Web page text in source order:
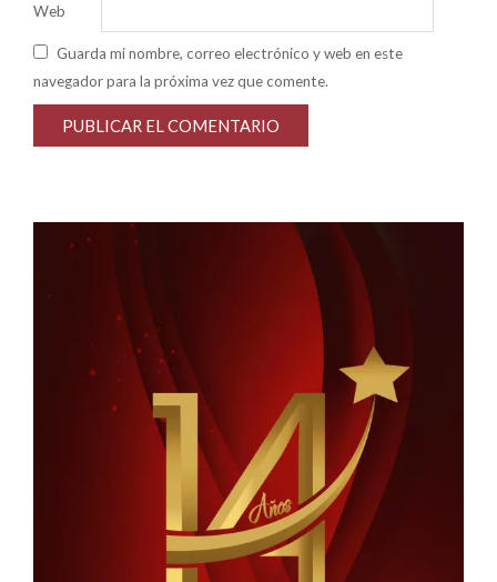
Web
Guarda mi nombre, correo electrónico y web en este
navegador para la próxima vez que comente.